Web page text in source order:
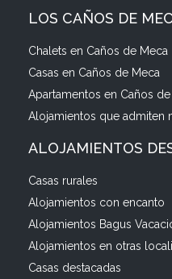
LOS CAÑOS DE
Chalets en Caños de Meca
Casas en Caños de Meca
Apartamentos en Caños
Alojamientos que admiten
ALOJAMIENTOS
Casas rurales
Alojamientos con encanto
Alojamientos Bagus
Alojamientos en otras
Casas destacadas